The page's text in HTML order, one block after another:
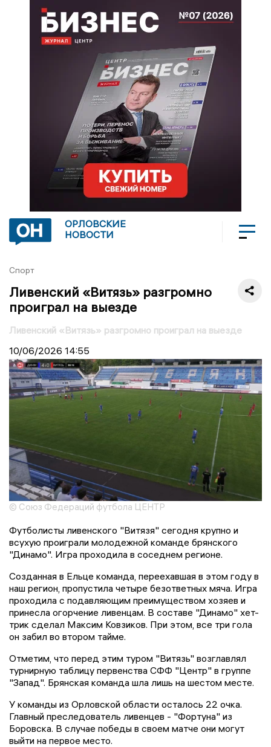
ОРЛОВСКИЕ
НОВОСТИ
Спорт
Ливенский «Витязь» разгромно
проиграл на выезде
Ливенский «Витязь» разгромно проиграл на выезде
10/06/2026 14:55
© Союз Федераций футбола ЦЕНТР
Футболисты ливенского "Витязя" сегодня крупно и
всухую проиграли молодежной команде брянского
"Динамо". Игра проходила в соседнем регионе.
Созданная в Ельце команда, переехавшая в этом году в
наш регион, пропустила четыре безответных мяча. Игра
проходила с подавляющим преимуществом хозяев и
принесла огорчение ливенцам. В составе "Динамо" хет-
трик сделал Максим Ковзиков. При этом, все три гола
он забил во втором тайме.
Отметим, что перед этим туром "Витязь" возглавлял
турнирную таблицу первенства СФФ "Центр" в группе
"Запад". Брянская команда шла лишь на шестом месте.
У команды из Орловской области осталось 22 очка.
Главный преследователь ливенцев - "Фортуна" из
Боровска. В случае победы в своем матче они могут
выйти на первое место.